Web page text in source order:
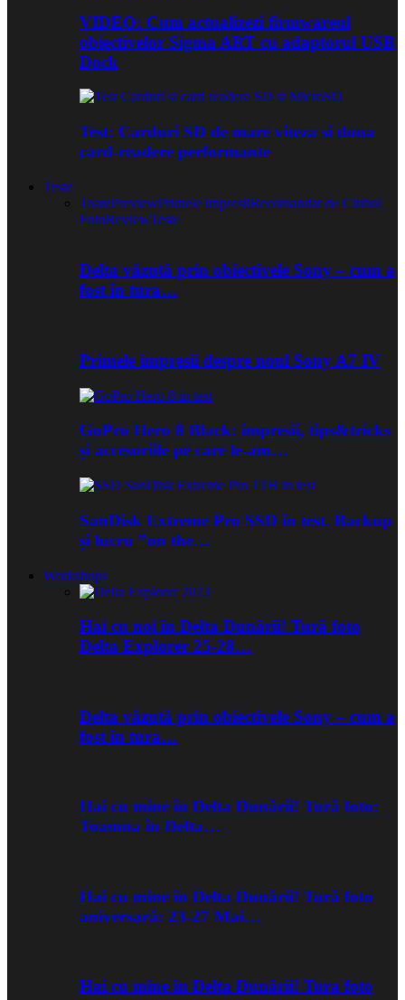
VIDEO: Cum actualizezi firmwareul
obiectivelor Sigma ART cu adaptorul USB
Dock
Test: Carduri SD de mare viteza si doua
card-readere performante
Teste
ToatePreviewPrimele impresiiRecomandat de Clubul
FotoReviewTeste
Delta văzută prin obiectivele Sony – cum a
fost în tura…
Primele impresii despre noul Sony A7 IV
GoPro Hero 8 Black: impresii, tips&tricks
și accesoriile pe care le-am…
SanDisk Extreme Pro SSD în test. Backup
și lucru ”on the…
Workshops
Hai cu noi în Delta Dunării! Tură foto
Delta Explorer 25-28…
Delta văzută prin obiectivele Sony – cum a
fost în tura…
Hai cu mine în Delta Dunării! Tură foto:
Toamna în Delta…
Hai cu mine în Delta Dunării! Tură foto
aniversară: 23-27 Mai…
Hai cu mine în Delta Dunării! Tura foto